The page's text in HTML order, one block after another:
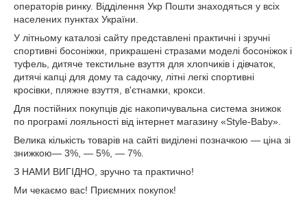
операторів ринку. Відділення Укр Пошти знаходяться у всіх
населених пунктах України.
У літньому каталозі сайту представлені практичні і зручні
спортивні босоніжки, прикрашені стразами моделі босоніжок і
туфель, дитяче текстильне взуття для хлопчиків і дівчаток,
дитячі капці для дому та садочку, літні легкі спортивні
кросівки, пляжне взуття, в'єтнамки, крокси.
Для постійних покупців діє накопичувальна система знижок
по програмі лояльності від інтернет магазину «Style-Baby».
Велика кількість товарів на сайті виділені позначкою ― ціна зі
знижкою― 3%, ― 5%, ― 7%.
З НАМИ ВИГІДНО, зручно та практично!
Ми чекаємо вас! Приємних покупок!